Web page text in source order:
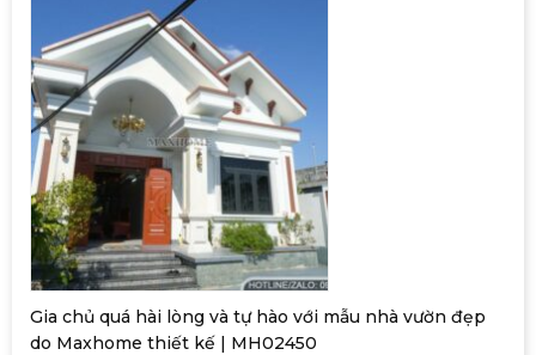
Gia chủ quá hài lòng và tự hào với mẫu nhà vườn đẹp
do Maxhome thiết kế | MH02450